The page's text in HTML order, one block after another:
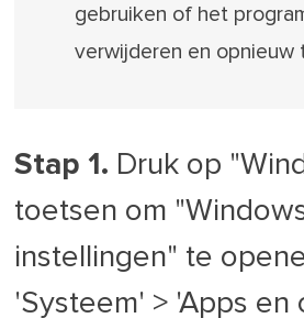
gebruiken of het
verwijderen en opnieuw
Stap 1. Druk op
toetsen om
instellingen" te
'Systeem' > 'Apps en